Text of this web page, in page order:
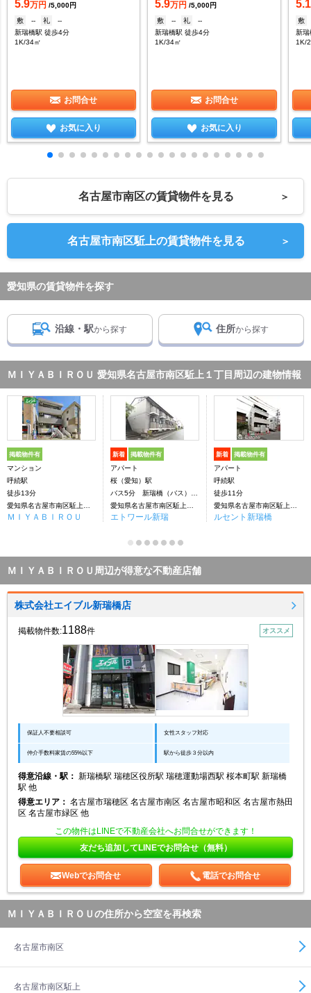
5.9万円 /5,000円
敷
-- 礼
--
新瑞橋駅 徒歩4分
1K/34㎡
お問合せ
お気に入り
5.9万円 /5,000円
敷
-- 礼
--
新瑞橋駅 徒歩4分
1K/34㎡
お問合せ
お気に入り
5.1
敷
新瑞
1K/
名古屋市南区の賃貸物件を見る ＞
名古屋市南区駈上の賃貸物件を見る ＞
愛知県の賃貸物件を探す
沿線・駅から探す 住所から探す
ＭＩＹＡＢＩＲＯＵ 愛知県名古屋市南区駈上１丁目周辺の建物情報
掲載物件有
マンション
呼続駅
徒歩13分
ＭＩＹＡＢＩＲＯＵ
新着 掲載物件有
アパート
桜（愛知）駅
バス5分 新瑞橋（バス）下車：停歩6分
エトワール新瑞
新着 掲載物件有
アパート
呼続駅
徒歩11分
ルセント新瑞橋
ＭＩＹＡＢＩＲＯＵ周辺が得意な不動産店舗
株式会社エイブル新瑞橋店
掲載物件数:1188件 オススメ
保証人不要相談可 女性スタッフ対応
仲介手数料家賃の55%以下 駅から徒歩３分以内
得意沿線・駅： 新瑞橋駅 瑞穂区役所駅 瑞穂運動場西駅 桜本町駅 新瑞橋
駅 他
得意エリア： 名古屋市瑞穂区 名古屋市南区 名古屋市昭和区 名古屋市熱田
区 名古屋市緑区 他
この物件はLINEで不動産会社へお問合せができます！
友だち追加してLINEでお問合せ（無料）
Webでお問合せ 電話でお問合せ
ＭＩＹＡＢＩＲＯＵの住所から空室を再検索
名古屋市南区
名古屋市南区駈上